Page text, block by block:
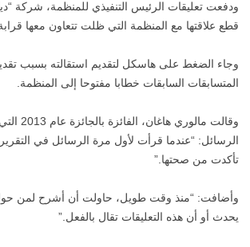
ودفعت تعليقات الرئيس التنفيذي للمنظمة، شركة
قطع علاقتها مع المنظمة التي ظلت تتعاون معها قرابة 100
المتسابقات السابقات خطابا مفتوحا إلى المنظمة.
وقالت
الرسائل: “عندما قرأت لأول مرة الرسائل في
تأكدت من صحتها.”
وأضافت: “منذ وقت طويل، حاولت أن أشرح لمن
يحدث أو أن هذه التعليقات تقال بالفعل.”